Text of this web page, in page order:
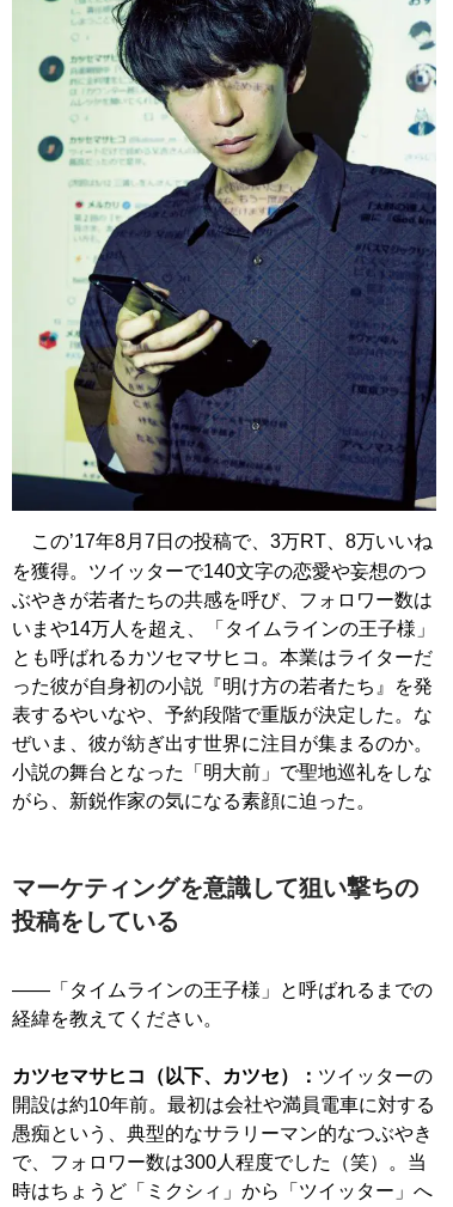
この’17年8月7日の投稿で、3万RT、8万いいね
を獲得。ツイッターで140文字の恋愛や妄想のつ
ぶやきが若者たちの共感を呼び、フォロワー数は
いまや14万人を超え、「タイムラインの王子様」
とも呼ばれるカツセマサヒコ。本業はライターだ
った彼が自身初の小説『明け方の若者たち』を発
表するやいなや、予約段階で重版が決定した。な
ぜいま、彼が紡ぎ出す世界に注目が集まるのか。
小説の舞台となった「明大前」で聖地巡礼をしな
がら、新鋭作家の気になる素顔に迫った。
マーケティングを意識して狙い撃ちの
投稿をしている
――「タイムラインの王子様」と呼ばれるまでの
経緯を教えてください。
カツセマサヒコ（以下、カツセ）： ツイッターの
開設は約10年前。最初は会社や満員電車に対する
愚痴という、典型的なサラリーマン的なつぶやき
で、フォロワー数は300人程度でした（笑）。当
時はちょうど「ミクシィ」から「ツイッター」へ